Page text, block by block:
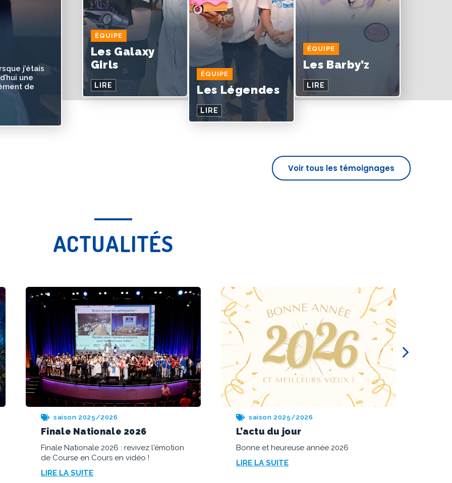
j’étais
une
de
ÉQUIPE
Les Galaxy
Girls
LIRE
ÉQUIPE
Les Légendes
LIRE
ÉQUIPE
Les Barby’z
LIRE
Voir tous les témoignages
ACTUALITÉS
saison 2025/2026
L’actu du jour
Bonne et heureuse année 2026
LIRE LA SUITE
saison 2025/2026
L’actu du jour
Course en Cours labellisé « Année de
l’ingénierie » par le CNRS
LIRE LA SUITE